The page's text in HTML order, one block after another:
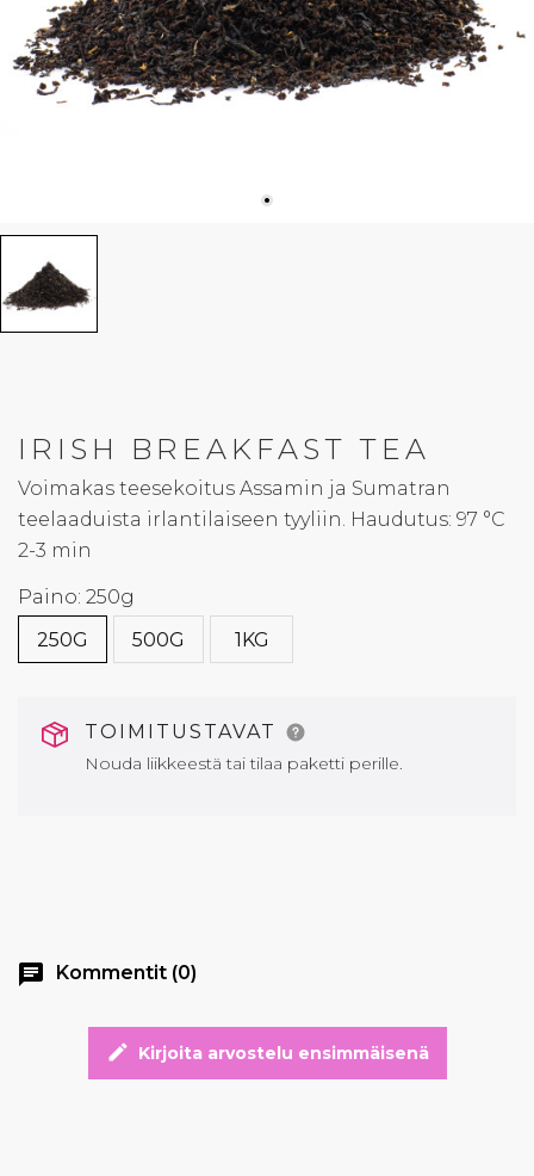
IRISH BREAKFAST TEA
Voimakas teesekoitus Assamin ja Sumatran
teelaaduista irlantilaiseen tyyliin. Haudutus: 97 °C
2-3 min
Paino: 250g
250G
500G 1KG
TOIMITUSTAVAT
Nouda liikkeestä tai tilaa paketti perille.
chat Kommentit (0)
edit Kirjoita arvostelu ensimmäisenä